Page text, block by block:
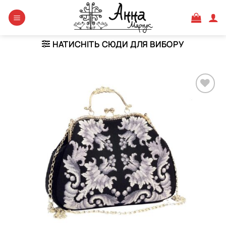
НАТИСНІТЬ СЮДИ ДЛЯ ВИБОРУ